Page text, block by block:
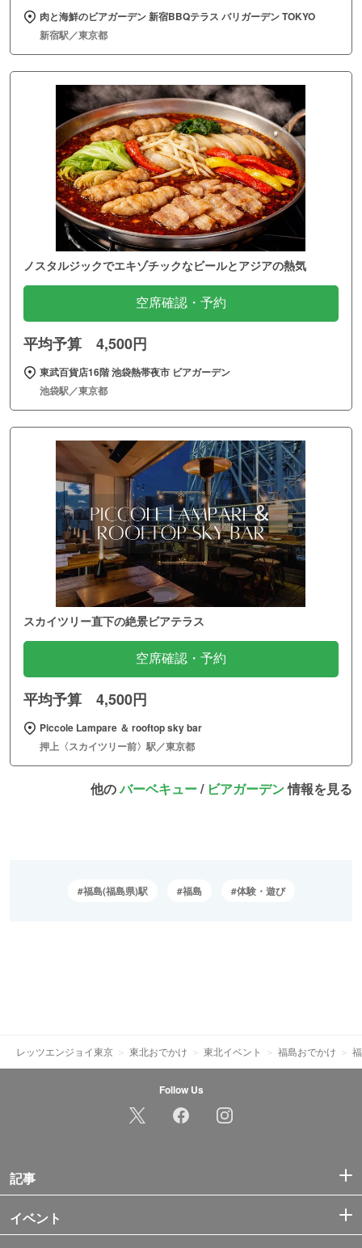
肉と海鮮のビアガーデン 新宿BBQテラス バリガーデン TOKYO
新宿駅／東京都
ノスタルジックでエキゾチックなビールとアジアの熱気
空席確認・予約
平均予算 4,500円
東武百貨店16階 池袋熱帯夜市 ビアガーデン
池袋駅／東京都
スカイツリー直下の絶景ビアテラス
空席確認・予約
平均予算 4,500円
Piccole Lampare ＆ rooftop sky bar
押上〈スカイツリー前〉駅／東京都
他のバーベキュー/ ビアガーデン情報を見る
福島(福島県)駅 福島 体験・遊び
レッツエンジョイ東京 東北おでかけ 東北イベント 福島おでかけ
Follow Us
記事
イベント